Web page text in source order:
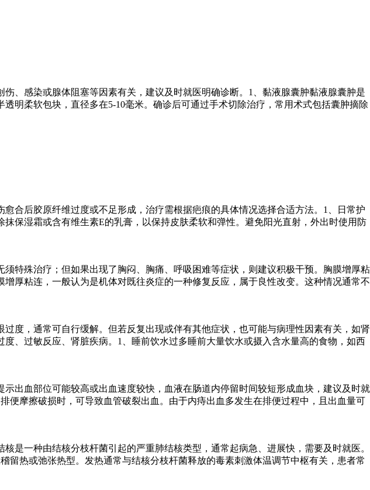
、感染或腺体阻塞等因素有关，建议及时就医明确诊断。1、黏液腺囊肿黏液腺囊肿是
明柔软包块，直径多在5-10毫米。确诊后可通过手术切除治疗，常用术式包括囊肿摘除
合后胶原纤维过度或不足形成，治疗需根据疤痕的具体情况选择合适方法。1、日常护
保湿霜或含有维生素E的乳膏，以保持皮肤柔软和弹性。避免阳光直射，外出时使用防
特殊治疗；但如果出现了胸闷、胸痛、呼吸困难等症状，则建议积极干预。胸膜增厚粘
厚粘连，一般认为是机体对既往炎症的一种修复反应，属于良性改变。这种情况通常不
度，通常可自行缓解。但若反复出现或伴有其他症状，也可能与病理性因素有关，如肾
、过敏反应、肾脏疾病。1、睡前饮水过多睡前大量饮水或摄入含水量高的食物，如西
出血部位可能较高或出血速度较快，血液在肠道内停留时间较短形成血块，建议及时就
便摩擦破损时，可导致血管破裂出血。由于内痔出血多发生在排便过程中，且出血量可
是一种由结核分枝杆菌引起的严重肺结核类型，通常起病急、进展快，需要及时就医。
留热或弛张热型。发热通常与结核分枝杆菌释放的毒素刺激体温调节中枢有关，患者常